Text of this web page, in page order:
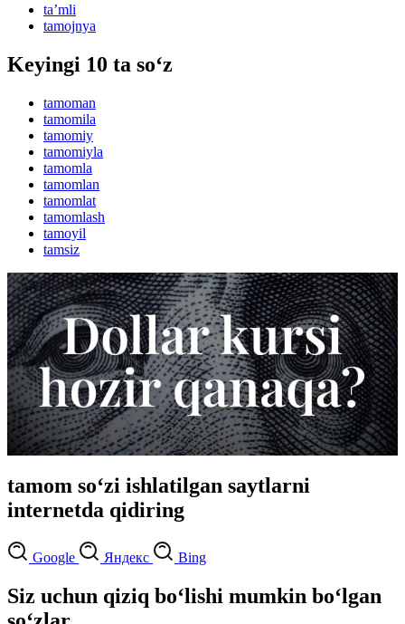
taʼmli
tamojnya
Keyingi 10 ta so‘z
tamoman
tamomila
tamomiy
tamomiyla
tamomla
tamomlan
tamomlat
tamomlash
tamoyil
tamsiz
tamom so‘zi ishlatilgan saytlarni
internetda qidiring
Google Яндекс Bing
Siz uchun qiziq bo‘lishi mumkin bo‘lgan